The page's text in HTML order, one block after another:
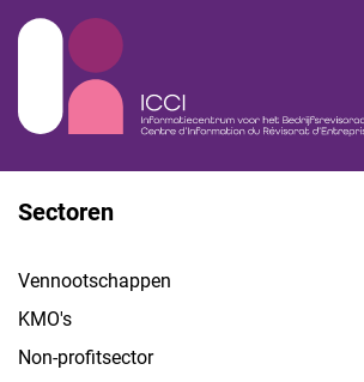
Sectoren
Vennootschappen
KMO's
Non-profitsector